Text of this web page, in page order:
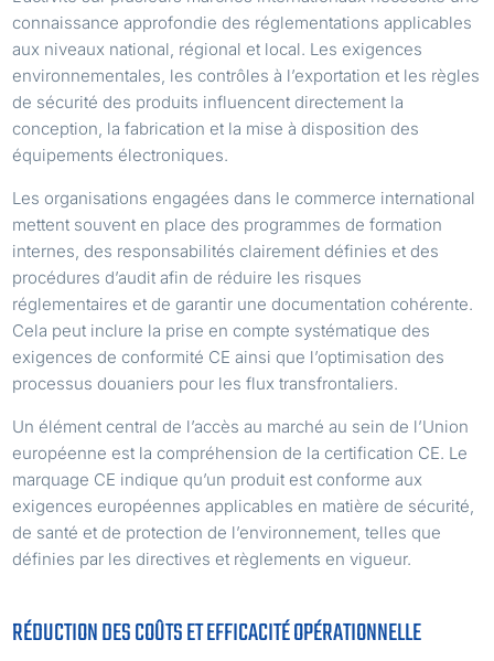
connaissance approfondie des réglementations applicables
aux niveaux national, régional et local. Les exigences
environnementales, les contrôles à l’exportation et les règles
de sécurité des produits influencent directement la
conception, la fabrication et la mise à disposition des
équipements électroniques.
Les organisations engagées dans le commerce international
mettent souvent en place des programmes de formation
internes, des responsabilités clairement définies et des
procédures d’audit afin de réduire les risques
réglementaires et de garantir une documentation cohérente.
Cela peut inclure la prise en compte systématique des
exigences de conformité CE ainsi que l’optimisation des
processus douaniers pour les flux transfrontaliers.
Un élément central de l’accès au marché au sein de l’Union
européenne est la compréhension de la certification CE. Le
marquage CE indique qu’un produit est conforme aux
exigences européennes applicables en matière de sécurité,
de santé et de protection de l’environnement, telles que
définies par les directives et règlements en vigueur.
RÉDUCTION DES COÛTS ET EFFICACITÉ OPÉRATIONNELLE